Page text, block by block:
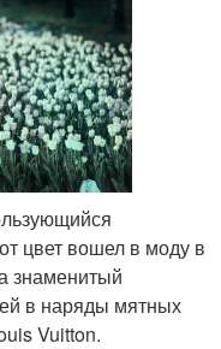
цвет вошел в моду в
знаменитый
в наряды мятных
Vuitton.